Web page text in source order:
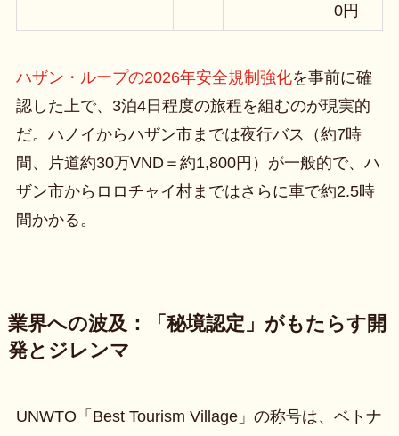
0円
ハザン・ループの2026年安全規制強化を事前に確
認した上で、3泊4日程度の旅程を組むのが現実的
だ。ハノイからハザン市までは夜行バス（約7時
間、片道約30万VND＝約1,800円）が一般的で、ハ
ザン市からロロチャイ村まではさらに車で約2.5時
間かかる。
業界への波及：「秘境認定」がもたらす開
発とジレンマ
UNWTO「Best Tourism Village」の称号は、ベトナ